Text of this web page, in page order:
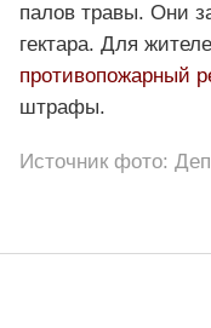
палов травы. Они
гектара. Для
противопожарный
штрафы.
Источник фото: